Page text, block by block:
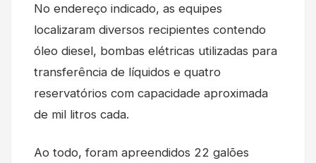
No endereço indicado, as equipes
localizaram diversos recipientes contendo
óleo diesel, bombas elétricas utilizadas para
transferência de líquidos e quatro
reservatórios com capacidade aproximada
de mil litros cada.
Ao todo, foram apreendidos 22 galões